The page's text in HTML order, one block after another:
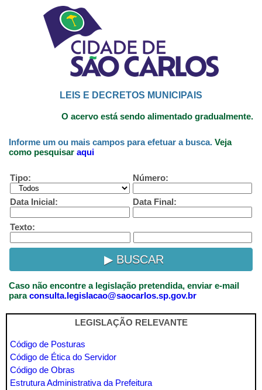
LEIS E DECRETOS MUNICIPAIS
O acervo está sendo alimentado gradualmente.
Informe um ou mais campos para efetuar a busca. Veja
como pesquisar aqui
Tipo: Número:
Data Inicial: Data Final:
Texto:
Caso não encontre a legislação pretendida, enviar e-mail
paraconsulta.legislacao@saocarlos.sp.gov.br
LEGISLAÇÃO RELEVANTE
Código de Posturas
Código de Ética do Servidor
Código de Obras
Estrutura Administrativa da Prefeitura